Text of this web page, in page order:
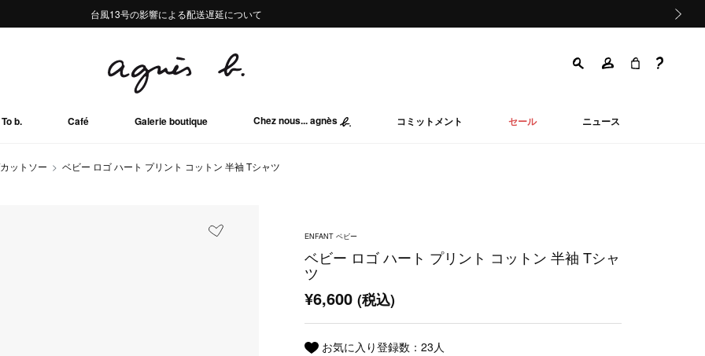
熊本地域地震の影響による配送遅延について
Summer Sale 2buy10%OFF!!
台風13号の影響による配送遅延について
熊本地域地震の影響による配送遅延について
Summer Sale 2buy10%OFF!!
To b. Café Galerie boutique Chez nous... agnès コミットメント セール ニュース
ットソー ベビー ロゴ ハート プリント コットン 半袖 Tシャツ
ENFANT ベビー
ベビー ロゴ ハート プリント コットン 半袖 Tシャ
ツ
¥6,600(税込)
お気に入り登録数：23人